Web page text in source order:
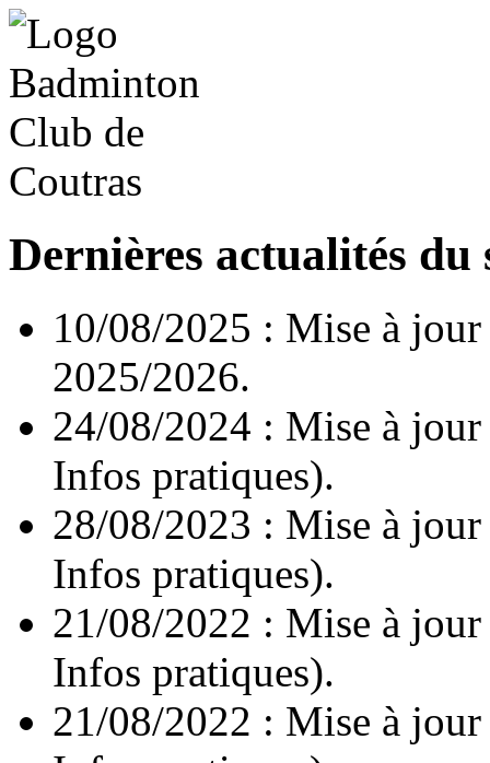
Dernières actualités du
10/08/2025 : Mise à
2025/2026.
24/08/2024 : Mise à
Infos pratiques).
28/08/2023 : Mise à
Infos pratiques).
21/08/2022 : Mise à
Infos pratiques).
21/08/2022 : Mise à